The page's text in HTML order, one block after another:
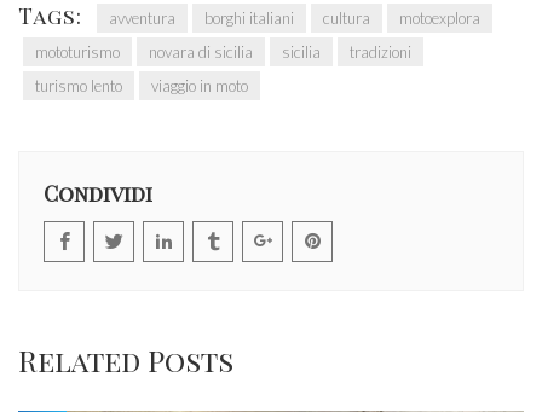
Tags: avventura borghi italiani cultura
motoexplora
mototurismo
novara di sicilia sicilia
tradizioni
turismo lento
viaggio in moto
Condividi
Related Posts